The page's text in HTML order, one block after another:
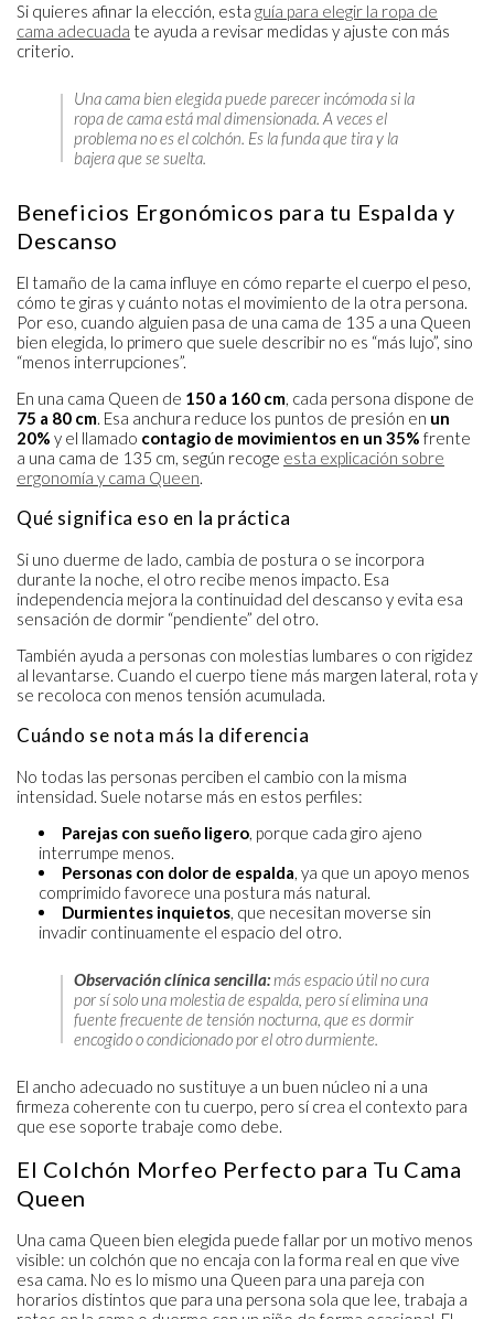
Si quieres afinar la elección, esta guía para elegir la ropa de
cama adecuada te ayuda a revisar medidas y ajuste con más
criterio.
Una cama bien elegida puede parecer incómoda si la
ropa de cama está mal dimensionada. A veces el
problema no es el colchón. Es la funda que tira y la
bajera que se suelta.
Beneficios Ergonómicos para tu Espalda y
Descanso
El tamaño de la cama influye en cómo reparte el cuerpo el peso,
cómo te giras y cuánto notas el movimiento de la otra persona.
Por eso, cuando alguien pasa de una cama de 135 a una Queen
bien elegida, lo primero que suele describir no es “más lujo”, sino
“menos interrupciones”.
En una cama Queen de 150 a 160 cm, cada persona dispone de
75 a 80 cm. Esa anchura reduce los puntos de presión en un
20% y el llamado contagio de movimientos en un 35% frente
a una cama de 135 cm, según recoge esta explicación sobre
ergonomía y cama Queen.
Qué significa eso en la práctica
Si uno duerme de lado, cambia de postura o se incorpora
durante la noche, el otro recibe menos impacto. Esa
independencia mejora la continuidad del descanso y evita esa
sensación de dormir “pendiente” del otro.
También ayuda a personas con molestias lumbares o con rigidez
al levantarse. Cuando el cuerpo tiene más margen lateral, rota y
se recoloca con menos tensión acumulada.
Cuándo se nota más la diferencia
No todas las personas perciben el cambio con la misma
intensidad. Suele notarse más en estos perfiles:
Parejas con sueño ligero, porque cada giro ajeno
interrumpe menos.
Personas con dolor de espalda, ya que un apoyo menos
comprimido favorece una postura más natural.
Durmientes inquietos, que necesitan moverse sin
invadir continuamente el espacio del otro.
Observación clínica sencilla:más espacio útil no cura
por sí solo una molestia de espalda, pero sí elimina una
fuente frecuente de tensión nocturna, que es dormir
encogido o condicionado por el otro durmiente.
El ancho adecuado no sustituye a un buen núcleo ni a una
firmeza coherente con tu cuerpo, pero sí crea el contexto para
que ese soporte trabaje como debe.
El Colchón Morfeo Perfecto para Tu Cama
Queen
Una cama Queen bien elegida puede fallar por un motivo menos
visible: un colchón que no encaja con la forma real en que vive
esa cama. No es lo mismo una Queen para una pareja con
horarios distintos que para una persona sola que lee, trabaja a